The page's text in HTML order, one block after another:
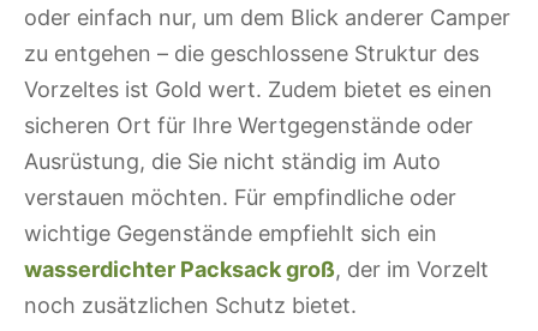
oder einfach nur, um dem Blick anderer Camper
zu entgehen – die geschlossene Struktur des
Vorzeltes ist Gold wert. Zudem bietet es einen
sicheren Ort für Ihre Wertgegenstände oder
Ausrüstung, die Sie nicht ständig im Auto
verstauen möchten. Für empfindliche oder
wichtige Gegenstände empfiehlt sich ein
wasserdichter Packsack groß, der im Vorzelt
noch zusätzlichen Schutz bietet.